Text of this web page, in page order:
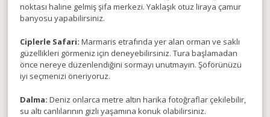
noktası haline gelmiş şifa merkezi. Yaklaşık otuz liraya çamur
banyosu yapabilirsiniz.
Ciplerle Safari: Marmaris etrafında yer alan orman ve saklı
güzellikleri görmeniz için deneyebilirsiniz. Tura başlamadan
önce nereye düzenlendiğini sormayı unutmayın. Şöförünüzü
iyi seçmenizi öneriyoruz.
Dalma: Deniz onlarca metre altın harika fotoğraflar çekilebilir,
su altı canlılarının gizli yaşamına konuk olabilirsiniz.